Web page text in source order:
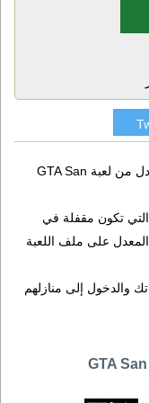
GTA San Andreas Hot Coffee هو إصدار معدل من لعبة GTA San
التي تكون مقفلة في
على ملف اللعبة
والدخول إلى منازلهم